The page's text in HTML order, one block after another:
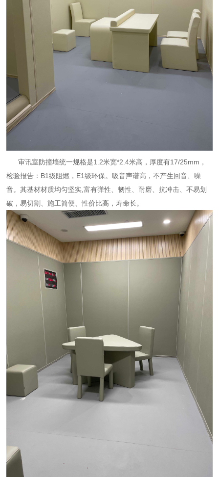
审讯室防撞墙统一规格是1.2米宽*2.4米高，厚度有17/25mm，
检验报告：B1级阻燃，E1级环保。吸音声谱高，不产生回音、噪
音。其基材材质均匀坚实,富有弹性、韧性、耐磨、抗冲击、不易划
破，易切割、施工简便、性价比高，寿命长。